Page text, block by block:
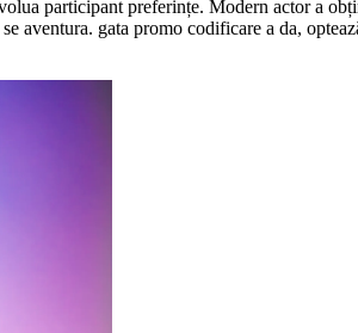
participant preferințe. Modern actor a
aventura. gata promo codificare a da,